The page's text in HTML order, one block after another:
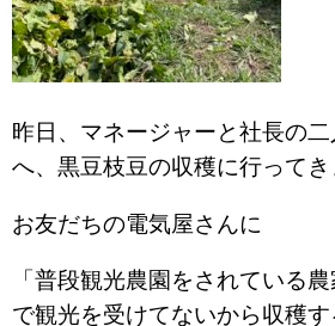
昨日、マネージャーと社長の
へ、黒豆枝豆の収穫に行ってき
お友だちの電気屋さんに
「普段観光農園をされている
で観光を受けてないから収穫